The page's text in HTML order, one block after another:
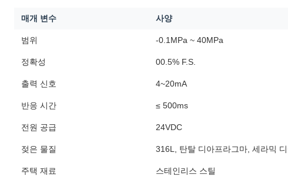
매개 변수 사양
범위 -0.1MPa ~ 40MPa
정확성 00.5% F.S.
출력 신호 4~20mA
반응 시간 ≤ 500ms
전원 공급 24VDC
젖은 물질 316L, 탄탈 디아프라그마, 세라믹
주택 재료 스테인리스 스틸